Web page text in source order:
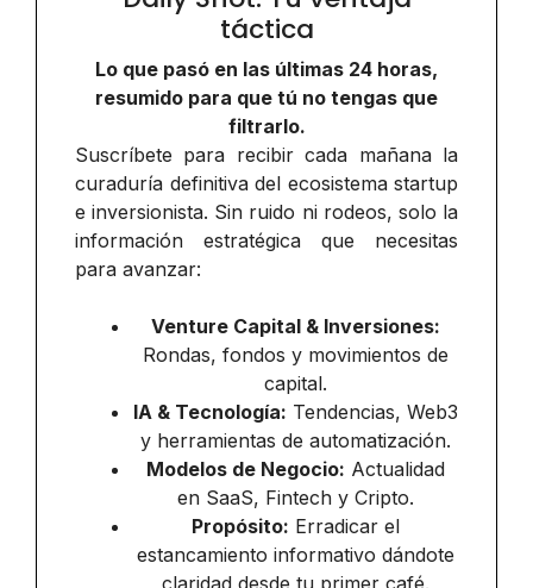
táctica
Lo que pasó en las últimas 24 horas,
resumido para que tú no tengas que
filtrarlo.
Suscríbete para recibir cada mañana la
curaduría definitiva del ecosistema startup
e inversionista. Sin ruido ni rodeos, solo la
información estratégica que necesitas
para avanzar:
Venture Capital & Inversiones:
Rondas, fondos y movimientos de
capital.
IA & Tecnología: Tendencias, Web3
y herramientas de automatización.
Modelos de Negocio: Actualidad
en SaaS, Fintech y Cripto.
Propósito: Erradicar el
estancamiento informativo dándote